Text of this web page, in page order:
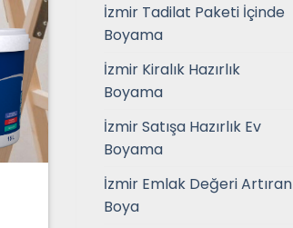
İzmir Tadilat Paketi İçinde
Boyama
İzmir Kiralık Hazırlık
Boyama
İzmir Satışa Hazırlık Ev
Boyama
İzmir Emlak Değeri Artıran
Boya